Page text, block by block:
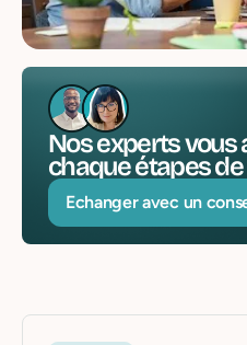
Nos experts
chaque étapes
Echanger avec un